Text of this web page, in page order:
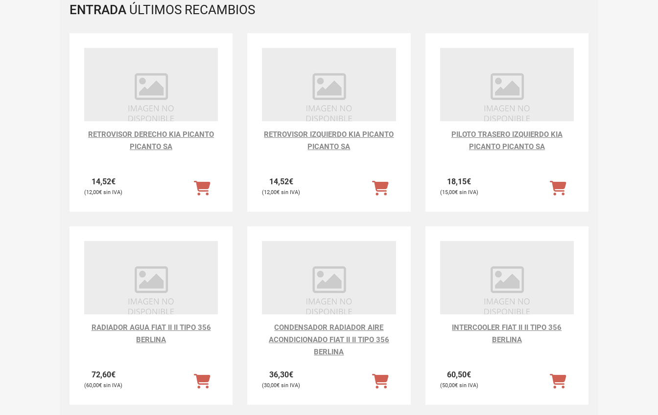
ENTRADA ÚLTIMOS RECAMBIOS
RETROVISOR DERECHO KIA PICANTO
PICANTO SA
14,52€
12,00€
RETROVISOR IZQUIERDO KIA PICANTO
PICANTO SA
14,52€
12,00€
PILOTO TRASERO IZQUIERDO KIA
PICANTO PICANTO SA
18,15€
15,00€
RADIADOR AGUA FIAT II II TIPO 356
BERLINA
72,60€
60,00€
CONDENSADOR RADIADOR AIRE
ACONDICIONADO FIAT II II TIPO 356
BERLINA
36,30€
30,00€
INTERCOOLER FIAT II II TIPO 356
BERLINA
60,50€
50,00€